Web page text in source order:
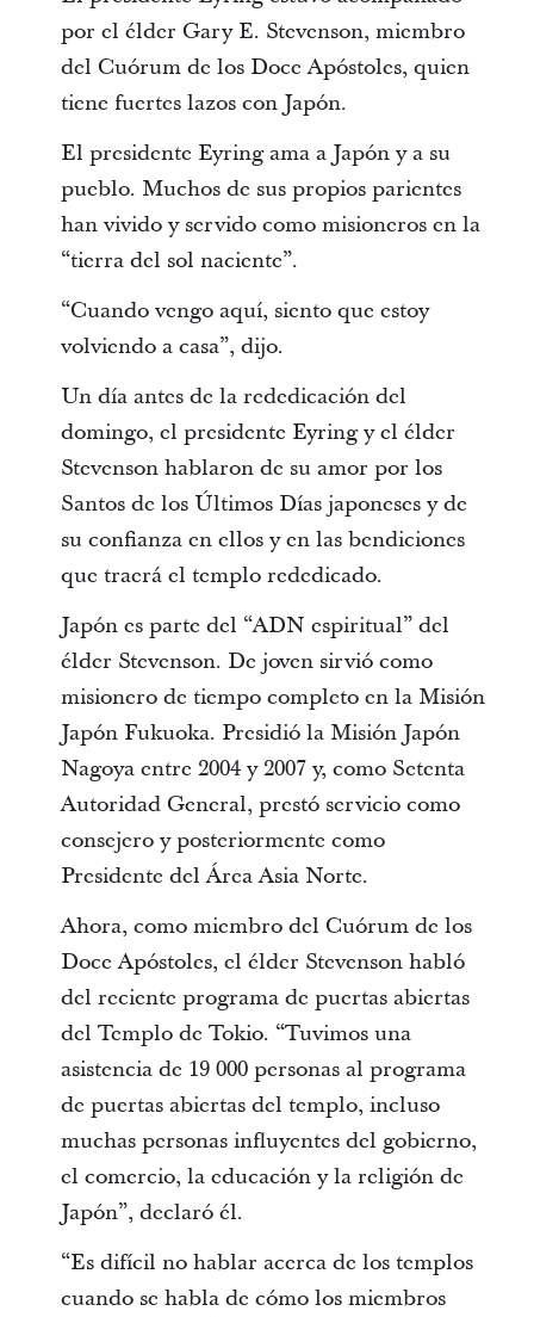
por el élder Gary E. Stevenson, miembro
del Cuórum de los Doce Apóstoles, quien
tiene fuertes lazos con Japón.
El presidente Eyring ama a Japón y a su
pueblo. Muchos de sus propios parientes
han vivido y servido como misioneros en la
“tierra del sol naciente”.
“Cuando vengo aquí, siento que estoy
volviendo a casa”, dijo.
Un día antes de la rededicación del
domingo, el presidente Eyring y el élder
Stevenson hablaron de su amor por los
Santos de los Últimos Días japoneses y de
su confianza en ellos y en las bendiciones
que traerá el templo rededicado.
Japón es parte del “ADN espiritual” del
élder Stevenson. De joven sirvió como
misionero de tiempo completo en la Misión
Japón Fukuoka. Presidió la Misión Japón
Nagoya entre 2004 y 2007 y, como Setenta
Autoridad General, prestó servicio como
consejero y posteriormente como
Presidente del Área Asia Norte.
Ahora, como miembro del Cuórum de los
Doce Apóstoles, el élder Stevenson habló
del reciente programa de puertas abiertas
del Templo de Tokio. “Tuvimos una
asistencia de 19 000 personas al programa
de puertas abiertas del templo, incluso
muchas personas influyentes del gobierno,
el comercio, la educación y la religión de
Japón”, declaró él.
“Es difícil no hablar acerca de los templos
cuando se habla de cómo los miembros